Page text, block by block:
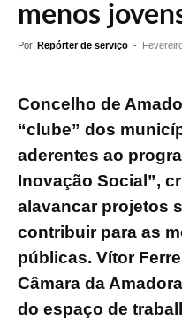
menos
Por Repórter de serviço -
Concelho de
“clube” dos
aderentes ao
Inovação Social”,
alavancar projetos
contribuir para as
públicas. Vítor
Câmara da
do espaço de